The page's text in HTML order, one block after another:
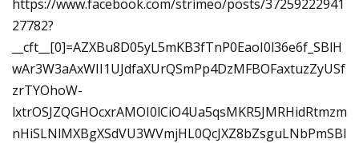
https://www.facebook.com/strimeo/posts/37259222941
27782?
__cft__[0]=AZXBu8D05yL5mKB3fTnP0EaoI0l36e6f_SBlH
wAr3W3aAxWII1UJdfaXUrQSmPp4DzMFBOFaxtuzZyUSf
zrTYOhoW-
lxtrOSJZQGHOcxrAMOI0lCiO4Ua5qsMKR5JMRHidRtmzm
nHiSLNlMXBgXSdVU3WVmjHL0QcJXZ8bZsguLNbPmSBl